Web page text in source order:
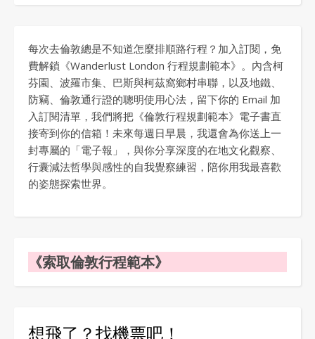
每次去倫敦總是不知道怎麼排順路行程？加入訂閱，免
費解鎖《Wanderlust London 行程規劃範本》。內含柯
芬園、波羅市集、巴斯與柯茲窩鄉村串聯，以及地鐵、
防竊、倫敦通行證的聰明使用心法，留下你的 Email 加
入訂閱清單，我們將把《倫敦行程規劃範本》電子書直
接寄到你的信箱！未來每週日早晨，我還會為你送上一
封專屬的「電子報」，與你分享深度的在地文化觀察、
行囊減法哲學與感性的自我覺察練習，陪你用我最喜歡
的姿態探索世界。
《索取倫敦行程範本》
想飛了？找機票吧！